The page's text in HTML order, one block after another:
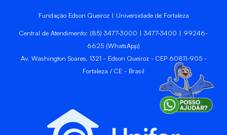
Fundação Edson Queiroz | Universidade de Fortaleza
Central de Atendimento: (85) 3477-3000 | 3477-3400 | 99246-
6625 (WhatsApp)
Av. Washington Soares, 1321 - Edson Queiroz - CEP 60811-905 -
Fortaleza / CE - Brasil